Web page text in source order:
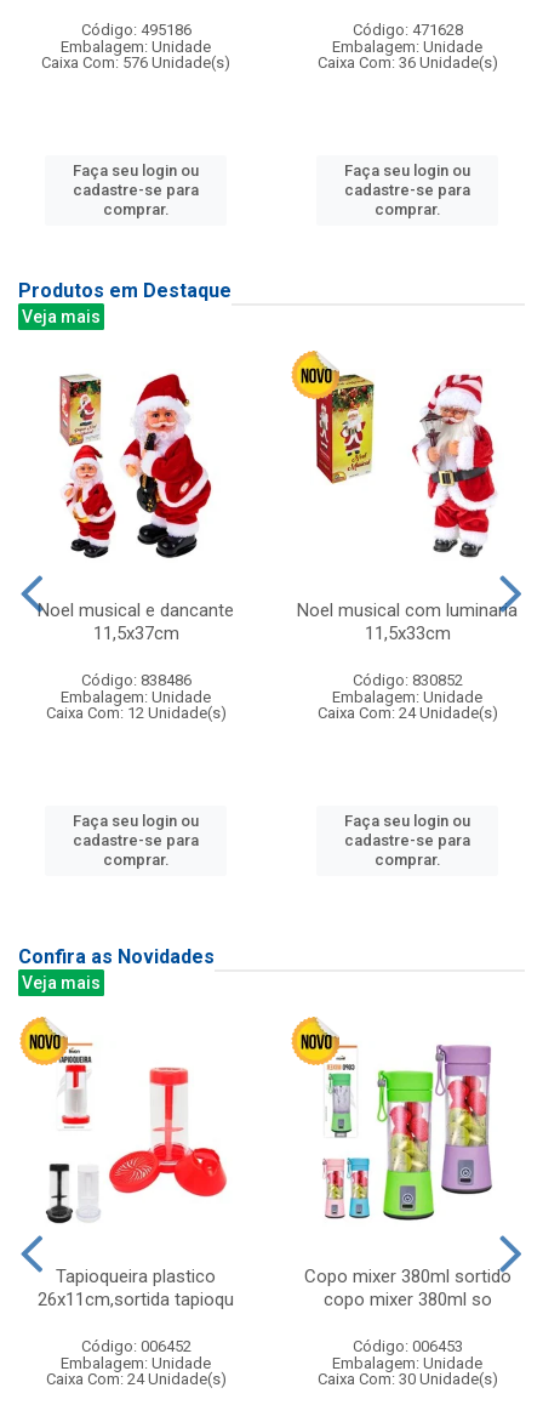
Código: 495186
Embalagem: Unidade
Caixa Com: 576 Unidade(s)
Faça seu login ou
cadastre-se para
comprar.
Código: 471628
Embalagem: Unidade
Caixa Com: 36 Unidade(s)
Faça seu login ou
cadastre-se para
comprar.
Produtos em Destaque
Veja mais
Noel musical e dancante
11,5x37cm
Código: 838486
Embalagem: Unidade
Caixa Com: 12 Unidade(s)
Faça seu login ou
cadastre-se para
comprar.
Noel musical com luminaria
11,5x33cm
Código: 830852
Embalagem: Unidade
Caixa Com: 24 Unidade(s)
Faça seu login ou
cadastre-se para
comprar.
Confira as Novidades
Veja mais
Tapioqueira plastico
26x11cm,sortida tapioqu
Código: 006452
Embalagem: Unidade
Caixa Com: 24 Unidade(s)
Copo mixer 380ml sortido
copo mixer 380ml so
Código: 006453
Embalagem: Unidade
Caixa Com: 30 Unidade(s)